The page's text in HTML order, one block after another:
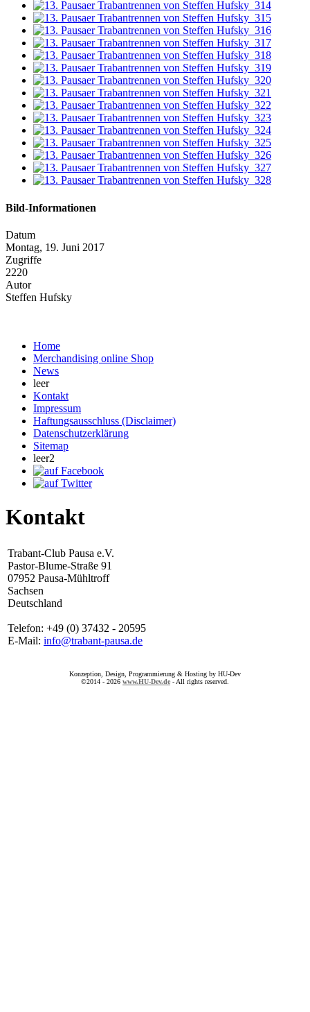
Bild-Informationen
Datum
Montag, 19. Juni 2017
Zugriffe
2220
Autor
Steffen Hufsky
Home
Merchandising online Shop
News
leer
Kontakt
Impressum
Haftungsausschluss (Disclaimer)
Datenschutzerklärung
Sitemap
leer2
Kontakt
Trabant-Club Pausa e.V.
Pastor-Blume-Straße 91
07952 Pausa-Mühltroff
Sachsen
Deutschland
Telefon: +49 (0) 37432 - 20595
E-Mail: info@trabant-pausa.de
Konzeption, Design, Programmierung & Hosting by HU-Dev
©2014 - 2026 www.HU-Dev.de - All rights reserved.